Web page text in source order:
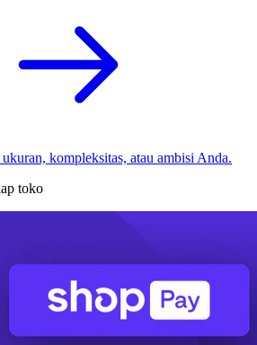
kompleksitas, atau ambisi Anda.
toko